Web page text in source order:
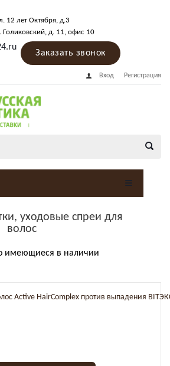
12 лет Октября, д.3
Голиковский, д. 11, офис 10
Заказать звонок
Вход Регистрация
уходовые спреи для
волос
имеющиеся в наличии
Active HairComplex против выпадения